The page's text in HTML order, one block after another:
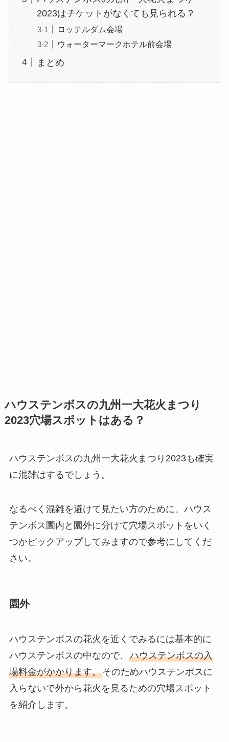
2023はチケットがなくても見られる？
ロッテルダム会場
ウォーターマークホテル前会場
まとめ
ハウステンボスの九州一大花火まつり
2023穴場スポットはある？
ハウステンボスの九州一大花火まつり2023も確実
に混雑はするでしょう。
なるべく混雑を避けて見たい方のために、ハウス
テンボス園内と園外に分けて穴場スポットをいく
つかピックアップしてみますので参考にしてくだ
さい。
園外
ハウステンボスの花火を近くでみるには基本的に
ハウステンボスの中なので、 ハウステンボスの入
場料金がかかります。そのためハウステンボスに
入らないで外から花火を見るための穴場スポット
を紹介します。